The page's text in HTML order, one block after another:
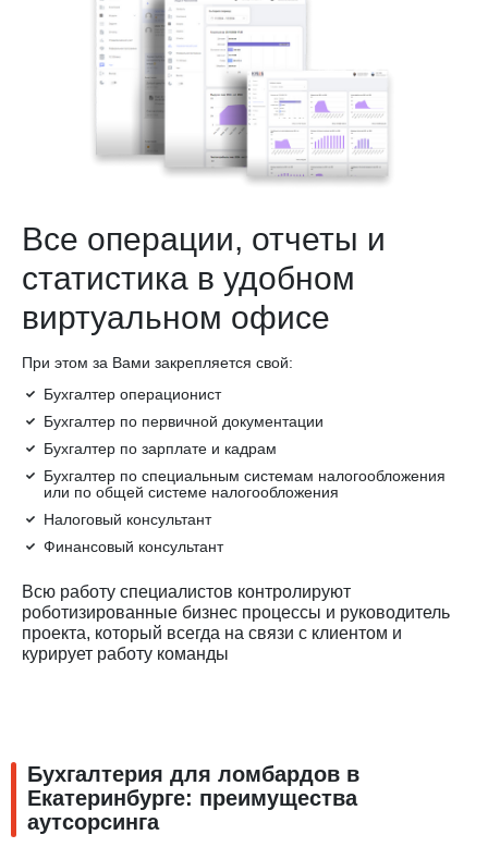
Все операции, отчеты и
статистика в удобном
виртуальном офисе
При этом за Вами закрепляется свой:
Бухгалтер операционист
Бухгалтер по первичной документации
Бухгалтер по зарплате и кадрам
Бухгалтер по специальным системам налогообложения
или по общей системе налогообложения
Налоговый консультант
Финансовый консультант
Всю работу специалистов контролируют
роботизированные бизнес процессы и руководитель
проекта, который всегда на связи с клиентом и
курирует работу команды
Бухгалтерия для ломбардов в
Екатеринбурге: преимущества
аутсорсинга